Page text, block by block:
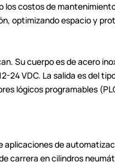
los costos de
optimizando espacio y
Su cuerpo es de acero
24 VDC. La salida es del
lógicos programables
aplicaciones de
carrera en cilindros